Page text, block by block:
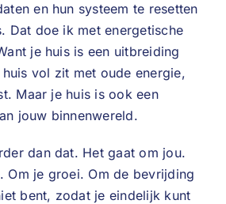
en hun systeem te resetten
Dat doe ik met energetische
je huis is een uitbreiding
vol zit met oude energie,
Maar je huis is ook een
jouw binnenwereld.
dan dat. Het gaat om jou.
Om je groei. Om de bevrijding
bent, zodat je eindelijk kunt